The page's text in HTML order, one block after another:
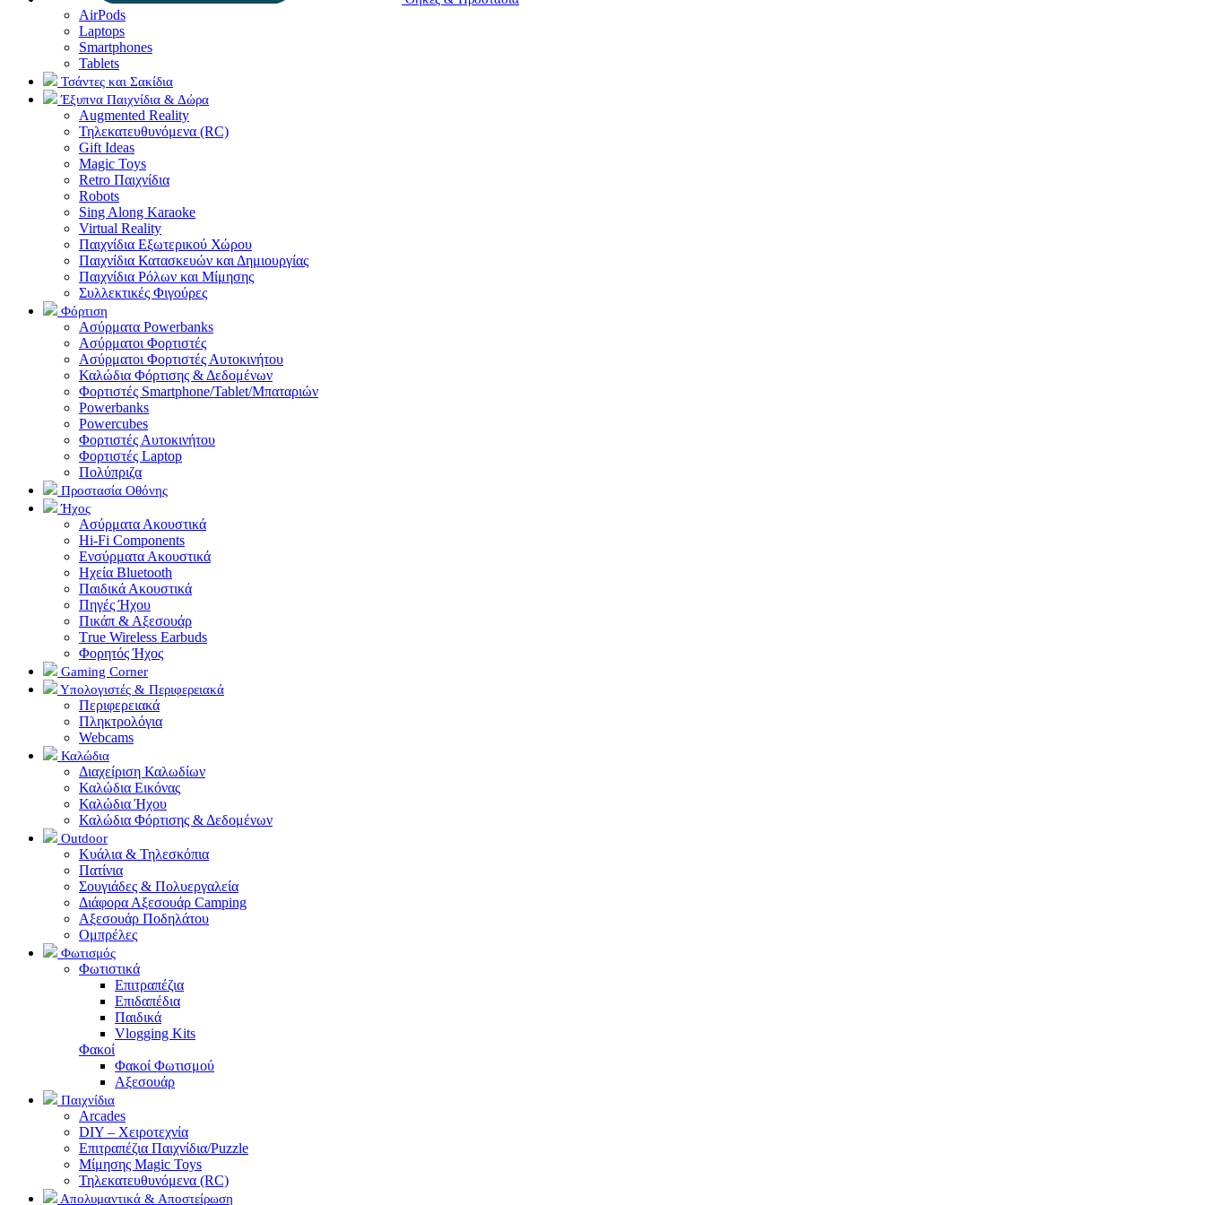
AirPods
Laptops
Smartphones
Tablets
Τσάντες και Σακίδια
Έξυπνα Παιχνίδια & Δώρα
Augmented Reality
Τηλεκατευθυνόμενα (RC)
Gift Ideas
Magic Toys
Retro Παιχνίδια
Robots
Sing Along Karaoke
Virtual Reality
Παιχνίδια Εξωτερικού Χώρου
Παιχνίδια Κατασκευών και Δημιουργίας
Παιχνίδια Ρόλων και Μίμησης
Συλλεκτικές Φιγούρες
Φόρτιση
Ασύρματα Powerbanks
Aσύρματοι Φορτιστές
Ασύρματοι Φορτιστές Αυτοκινήτου
Καλώδια Φόρτισης & Δεδομένων
Φορτιστές Smartphone/Tablet/Μπαταριών
Powerbanks
Powercubes
Φορτιστές Αυτοκινήτου
Φορτιστές Laptop
Πολύπριζα
Προστασία Οθόνης
Ήχος
Ασύρματα Ακουστικά
Hi-Fi Components
Ενσύρματα Ακουστικά
Ηχεία Bluetooth
Παιδικά Ακουστικά
Πηγές Ήχου
Πικάπ & Αξεσουάρ
Τrue Wireless Earbuds
Φορητός Ήχος
Gaming Corner
Υπολογιστές & Περιφερειακά
Περιφερειακά
Πληκτρολόγια
Webcams
Καλώδια
Διαχείριση Καλωδίων
Καλώδια Εικόνας
Καλώδια Ήχου
Καλώδια Φόρτισης & Δεδομένων
Outdoor
Κυάλια & Τηλεσκόπια
Πατίνια
Σουγιάδες & Πολυεργαλεία
Διάφορα Αξεσουάρ Camping
Αξεσουάρ Ποδηλάτου
Ομπρέλες
Φωτισμός
Φωτιστικά
Επιτραπέζια
Επιδαπέδια
Παιδικά
Vlogging Kits
Φακοί
Φακοί Φωτισμού
Αξεσουάρ
Παιχνίδια
Arcades
DIY – Χειροτεχνία
Επιτραπέζια Παιχνίδια/Puzzle
Μίμησης Magic Toys
Τηλεκατευθυνόμενα (RC)
Απολυμαντικά & Αποστείρωση